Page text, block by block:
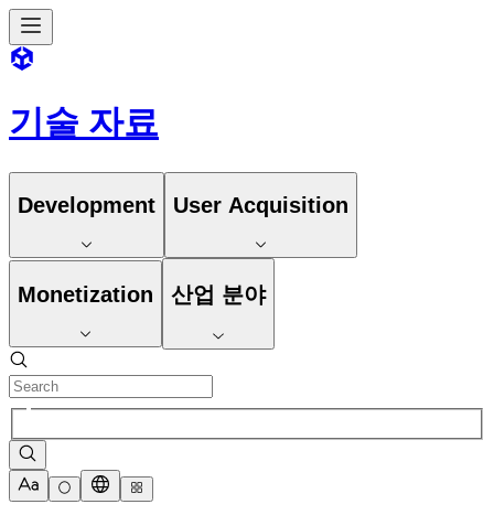
기술 자료
Development User Acquisition
Monetization 산업 분야